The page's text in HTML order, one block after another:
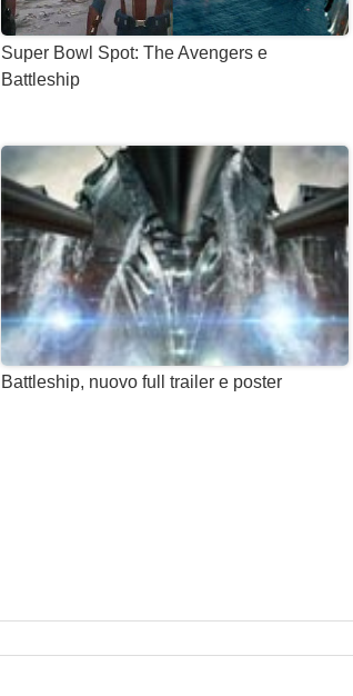
Super Bowl Spot: The Avengers e
Battleship
Battleship, nuovo full trailer e poster